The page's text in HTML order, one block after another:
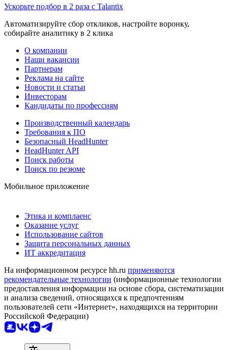
Ускорьте подбор в 2 раза с Talantix
Автоматизируйте сбор откликов, настройте воронку,
собирайте аналитику в 2 клика
О компании
Наши вакансии
Партнерам
Реклама на сайте
Новости и статьи
Инвесторам
Кандидаты по профессиям
Производственный календарь
Требования к ПО
Безопасный HeadHunter
HeadHunter API
Поиск работы
Поиск по резюме
Мобильное приложение
Этика и комплаенс
Оказание услуг
Использование сайтов
Защита персональных данных
ИТ аккредитация
На информационном ресурсе hh.ru применяются
рекомендательные технологии (информационные технологии
предоставления информации на основе сбора, систематизации
и анализа сведений, относящихся к предпочтениям
пользователей сети «Интернет», находящихся на территории
Российской Федерации)